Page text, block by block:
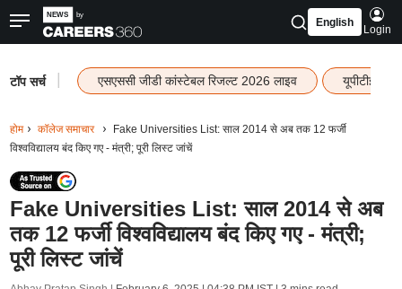
English
Login
टॉप सर्च एसएससी जीडी कांस्टेबल रिजल्ट 2026 लाइव यूपीटीईटी
होम कॉलेज समाचार
Fake Universities List: साल 2014 से अब तक 12 फर्जी
विश्वविद्यालय बंद किए गए - मंत्री; पूरी लिस्ट जांचें
Fake Universities List: साल 2014 से अब
तक 12 फर्जी विश्वविद्यालय बंद किए गए - मंत्री;
पूरी लिस्ट जांचें